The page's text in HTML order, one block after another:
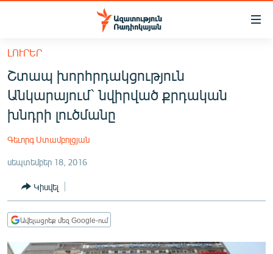
Մատչելիության
հիմնական
բովանդակությանը
Անցնել
հիմնական
մենյուին
ՀԱՅԱՍՏԱՆ
ՔԱՂԱՔԱԿԱՆ
ՏՆՏԵՍՈՒԹՅՈՒՆ
ՂԱՐԱԲԱՂ
ԼՈՒՐԵՐ
Շտապ խորհրդակցություն
Անկարայում` նվիրված քրդական
խնդրի լուծմանը
Գեւորգ Ստամբոլցյան
սեպտեմբեր 18, 2016
Կիսվել
Ավելացրեք մեզ Google-ում